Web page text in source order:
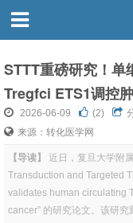
STTT重磅研究！单
Tregfci ETS1调控
2026-06-09 (2)
来源：转化医学网
【导读】
近日，复旦大学附
Transduction and Targeted
validates human circulating
cancer” 的研究论文。该研究